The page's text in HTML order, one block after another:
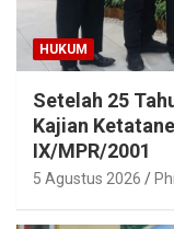
HUKUM
Setelah 25
Kajian
IX/MPR/2001
5 Agustus 2026